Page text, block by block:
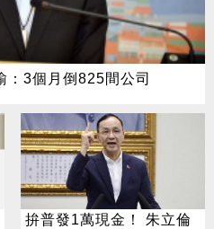
：3個月倒825間公司
拚普發1萬現金！ 朱立倫